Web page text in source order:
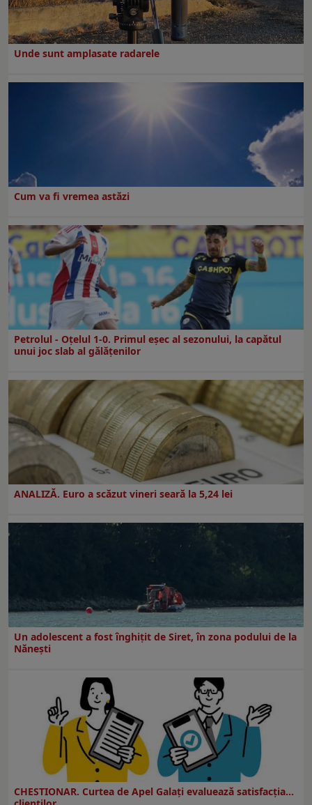
Unde sunt amplasate radarele
Cum va fi vremea astăzi
Petrolul - Oțelul 1-0. Primul eșec al sezonului, la capătul
unui joc slab al gălățenilor
ANALIZĂ. Euro a scăzut vineri seară la 5,24 lei
Un adolescent a fost înghițit de Siret, în zona podului de la
Nănești
CHESTIONAR. Curtea de Apel Galați evaluează satisfacția...